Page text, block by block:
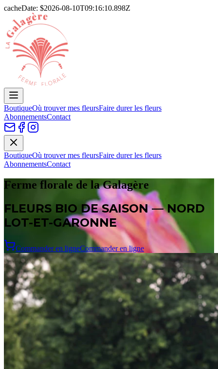
cacheDate: $2026-08-10T09:16:10.898Z
BoutiqueOù trouver mes fleursFaire durer les fleurs
AbonnementsContact
BoutiqueOù trouver mes fleursFaire durer les fleurs
AbonnementsContact
Ferme florale de la Galagère
FLEURS BIO DE SAISON — NORD
LOT-ET-GARONNE
Commander en ligneCommander en ligne